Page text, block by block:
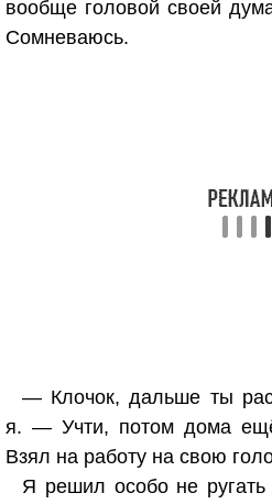
вообще головой своей
Сомневаюсь.
— Клочок, дальше ты
я. — Учти, потом дома
Взял на работу на свою
Я решил особо не